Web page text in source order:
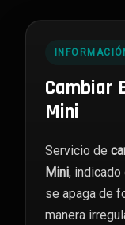
Cambiar
Mini
Servicio de
Mini,
se apaga de
manera